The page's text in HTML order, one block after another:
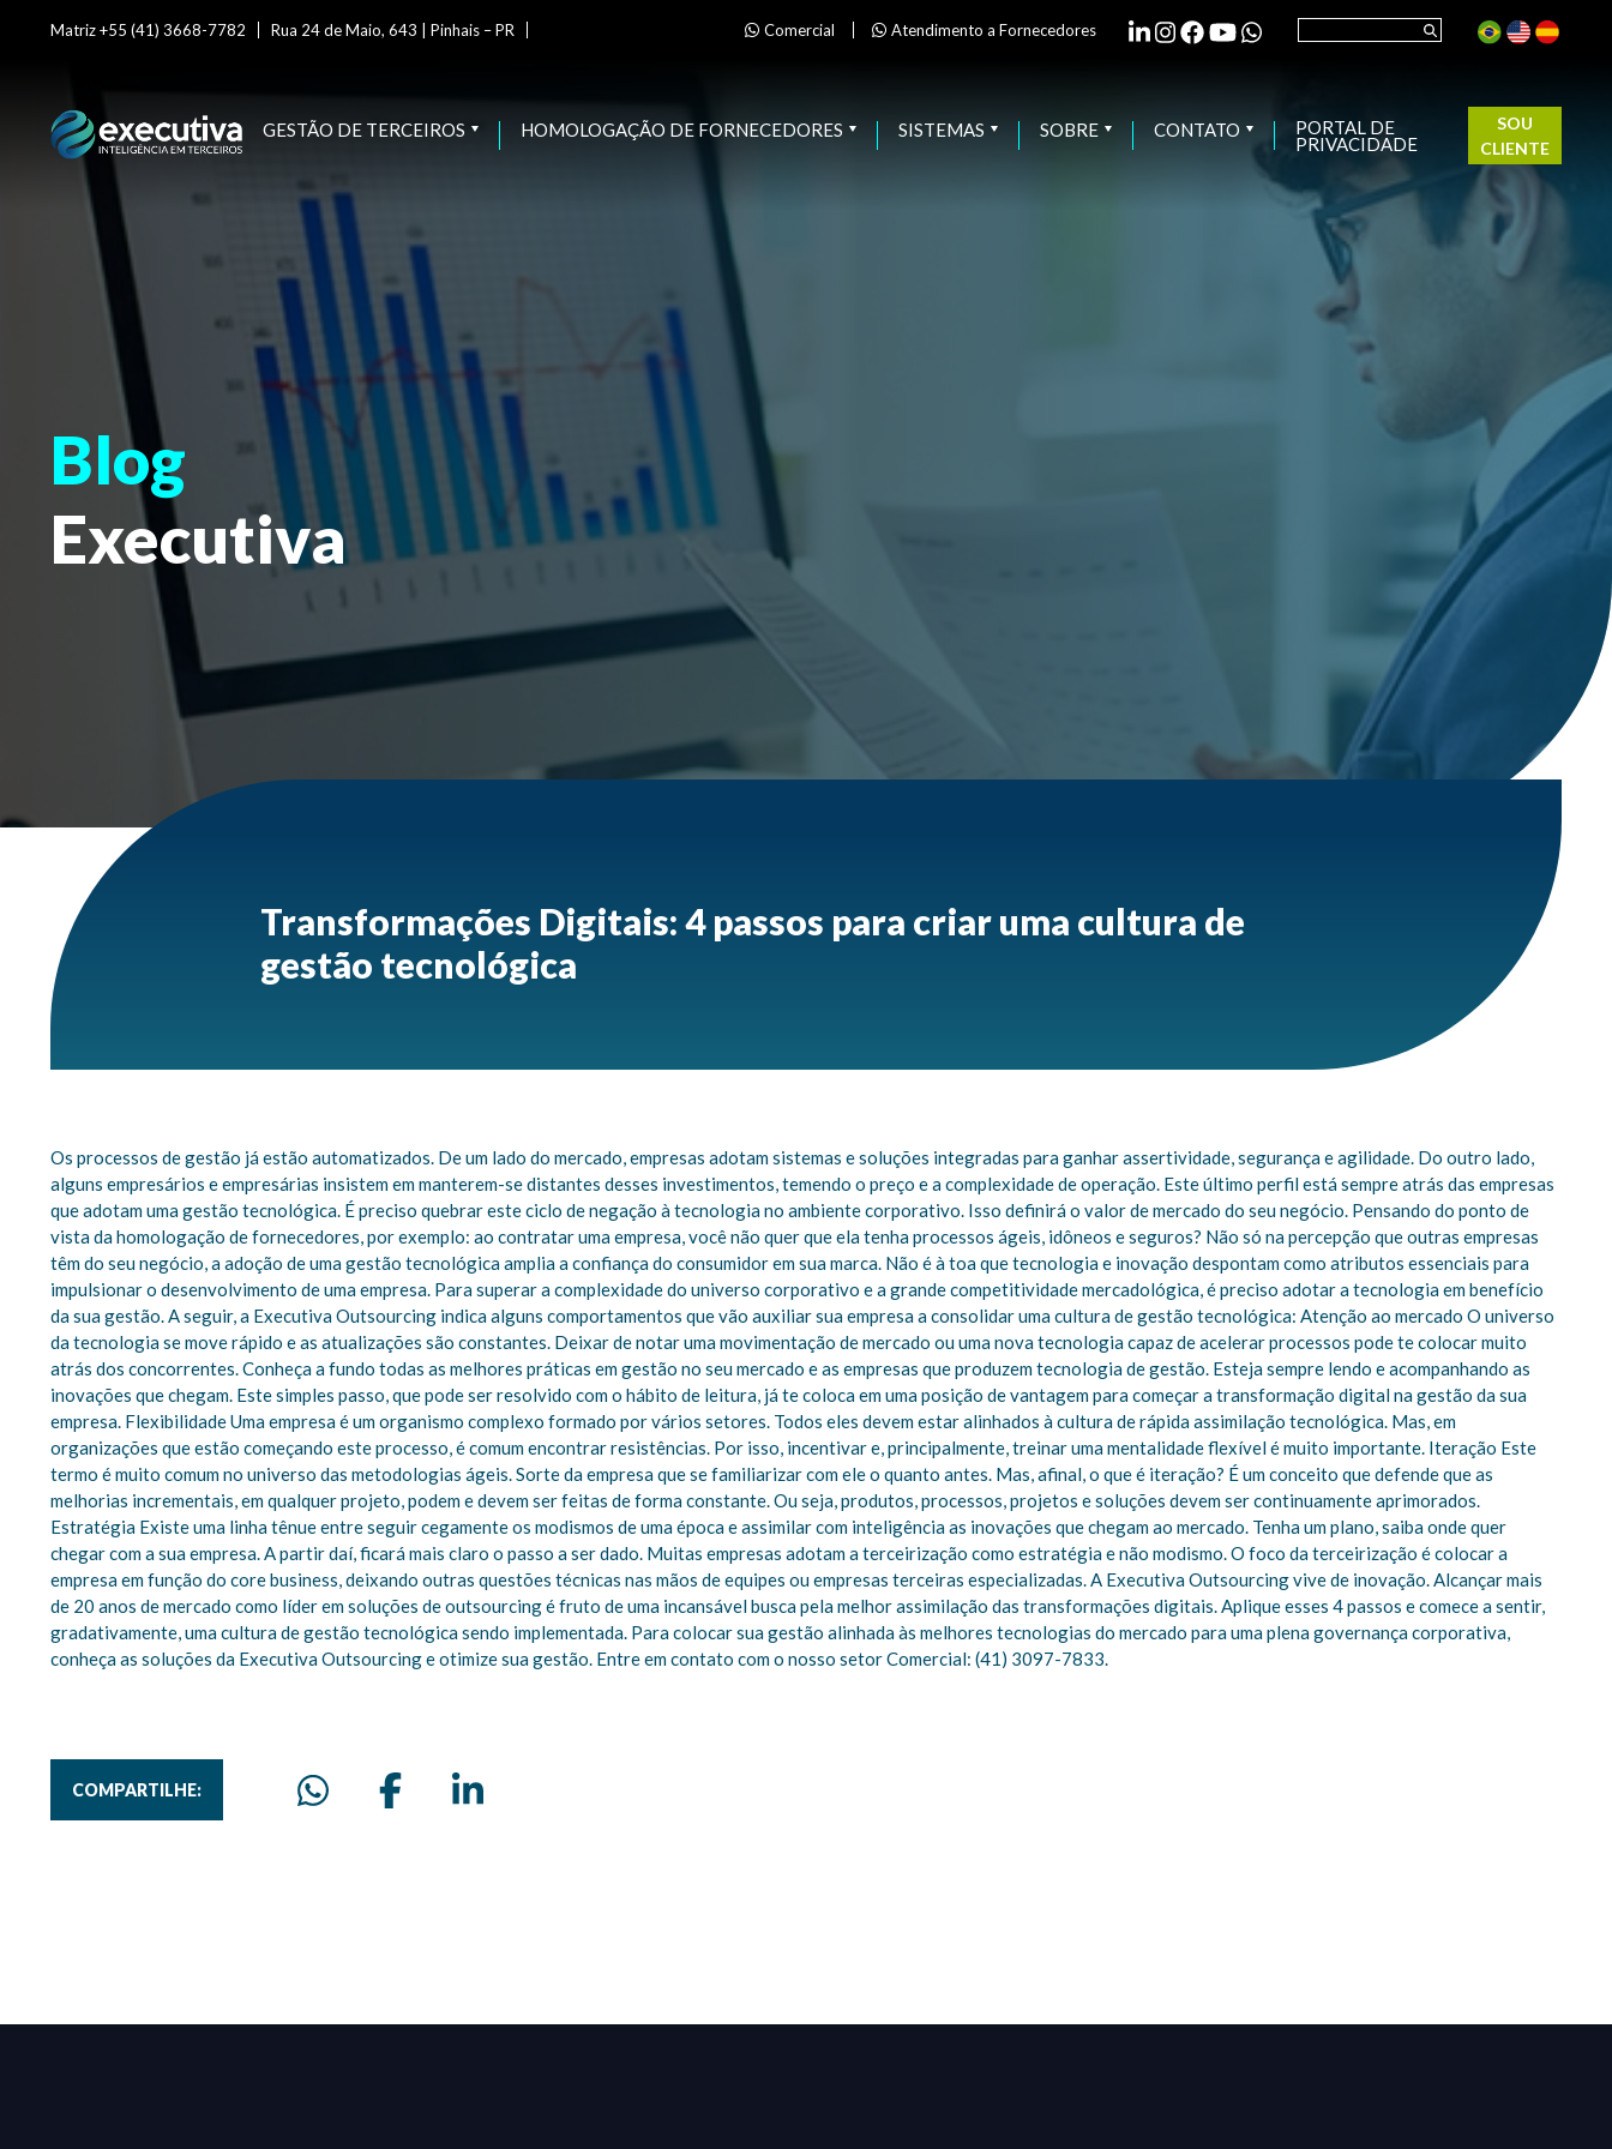
Matriz +55 (41) 3668-7782 Rua 24 de Maio, 643 | Pinhais – PR Comercial Atendimento a Fornecedores
GESTÃO DE TERCEIROS HOMOLOGAÇÃO DE FORNECEDORES SISTEMAS SOBRE CONTATO PORTAL DE
PRIVACIDADE
SOU
CLIENTE
Blog
Executiva
Transformações Digitais: 4 passos para criar uma cultura de
gestão tecnológica
Os processos de gestão já estão automatizados. De um lado do mercado, empresas adotam sistemas e soluções integradas para ganhar assertividade, segurança e agilidade. Do outro lado,
alguns empresários e empresárias insistem em manterem-se distantes desses investimentos, temendo o preço e a complexidade de operação. Este último perfil está sempre atrás das empresas
que adotam uma gestão tecnológica. É preciso quebrar este ciclo de negação à tecnologia no ambiente corporativo. Isso definirá o valor de mercado do seu negócio. Pensando do ponto de
vista da homologação de fornecedores, por exemplo: ao contratar uma empresa, você não quer que ela tenha processos ágeis, idôneos e seguros? Não só na percepção que outras empresas
têm do seu negócio, a adoção de uma gestão tecnológica amplia a confiança do consumidor em sua marca. Não é à toa que tecnologia e inovação despontam como atributos essenciais para
impulsionar o desenvolvimento de uma empresa. Para superar a complexidade do universo corporativo e a grande competitividade mercadológica, é preciso adotar a tecnologia em benefício
da sua gestão. A seguir, a Executiva Outsourcing indica alguns comportamentos que vão auxiliar sua empresa a consolidar uma cultura de gestão tecnológica: Atenção ao mercado O universo
da tecnologia se move rápido e as atualizações são constantes. Deixar de notar uma movimentação de mercado ou uma nova tecnologia capaz de acelerar processos pode te colocar muito
atrás dos concorrentes. Conheça a fundo todas as melhores práticas em gestão no seu mercado e as empresas que produzem tecnologia de gestão. Esteja sempre lendo e acompanhando as
inovações que chegam. Este simples passo, que pode ser resolvido com o hábito de leitura, já te coloca em uma posição de vantagem para começar a transformação digital na gestão da sua
empresa. Flexibilidade Uma empresa é um organismo complexo formado por vários setores. Todos eles devem estar alinhados à cultura de rápida assimilação tecnológica. Mas, em
organizações que estão começando este processo, é comum encontrar resistências. Por isso, incentivar e, principalmente, treinar uma mentalidade flexível é muito importante. Iteração Este
termo é muito comum no universo das metodologias ágeis. Sorte da empresa que se familiarizar com ele o quanto antes. Mas, afinal, o que é iteração? É um conceito que defende que as
melhorias incrementais, em qualquer projeto, podem e devem ser feitas de forma constante. Ou seja, produtos, processos, projetos e soluções devem ser continuamente aprimorados.
Estratégia Existe uma linha tênue entre seguir cegamente os modismos de uma época e assimilar com inteligência as inovações que chegam ao mercado. Tenha um plano, saiba onde quer
chegar com a sua empresa. A partir daí, ficará mais claro o passo a ser dado. Muitas empresas adotam a terceirização como estratégia e não modismo. O foco da terceirização é colocar a
empresa em função do core business, deixando outras questões técnicas nas mãos de equipes ou empresas terceiras especializadas. A Executiva Outsourcing vive de inovação. Alcançar mais
de 20 anos de mercado como líder em soluções de outsourcing é fruto de uma incansável busca pela melhor assimilação das transformações digitais. Aplique esses 4 passos e comece a sentir,
gradativamente, uma cultura de gestão tecnológica sendo implementada. Para colocar sua gestão alinhada às melhores tecnologias do mercado para uma plena governança corporativa,
conheça as soluções da Executiva Outsourcing e otimize sua gestão. Entre em contato com o nosso setor Comercial: (41) 3097-7833.
COMPARTILHE: